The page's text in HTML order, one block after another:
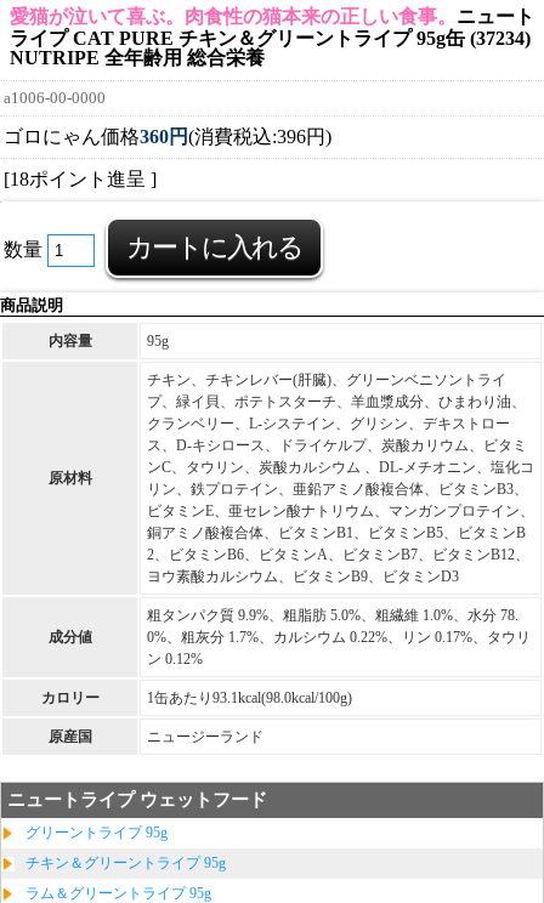
愛猫が泣いて喜ぶ。肉食性の猫本来の正しい食事。 ニュート
ライプ CAT PURE チキン＆グリーントライプ 95g缶 (37234)
NUTRIPE 全年齢用 総合栄養
a1006-00-0000
ゴロにゃん価格360円(消費税込:396円)
[18ポイント進呈 ]
数量
商品説明
内容量 95g
原材料
チキン、チキンレバー(肝臓)、グリーンベニソントライ
プ、緑イ貝、ポテトスターチ、羊血漿成分、ひまわり油、
クランベリー、L-システイン、グリシン、デキストロー
ス、D-キシロース、ドライケルプ、炭酸カリウム、ビタミ
ンC、タウリン、炭酸カルシウム 、DL-メチオニン、塩化コ
リン、鉄プロテイン、亜鉛アミノ酸複合体、ビタミンB3、
ビタミンE、亜セレン酸ナトリウム、マンガンプロテイン、
銅アミノ酸複合体、ビタミンB1、ビタミンB5、ビタミンB
2、ビタミンB6、ビタミンA、ビタミンB7、ビタミンB12、
ヨウ素酸カルシウム、ビタミンB9、ビタミンD3
成分値
粗タンパク質 9.9%、粗脂肪 5.0%、粗繊維 1.0%、水分 78.
0%、粗灰分 1.7%、カルシウム 0.22%、リン 0.17%、タウリ
ン 0.12%
カロリー 1缶あたり93.1kcal(98.0kcal/100g)
原産国 ニュージーランド
ニュートライプ ウェットフード
グリーントライプ 95g
チキン＆グリーントライプ 95g
ラム＆グリーントライプ 95g